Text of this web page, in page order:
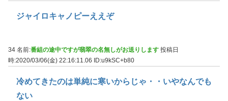
ジャイロキャノピーええぞ
34 名前:番組の途中ですが翡翠の名無しがお送りします 投稿日
時:2020/03/06(金) 22:16:11.06 ID:u9kSC+b80
冷めてきたのは単純に寒いからじゃ・・いやなんでも
ない